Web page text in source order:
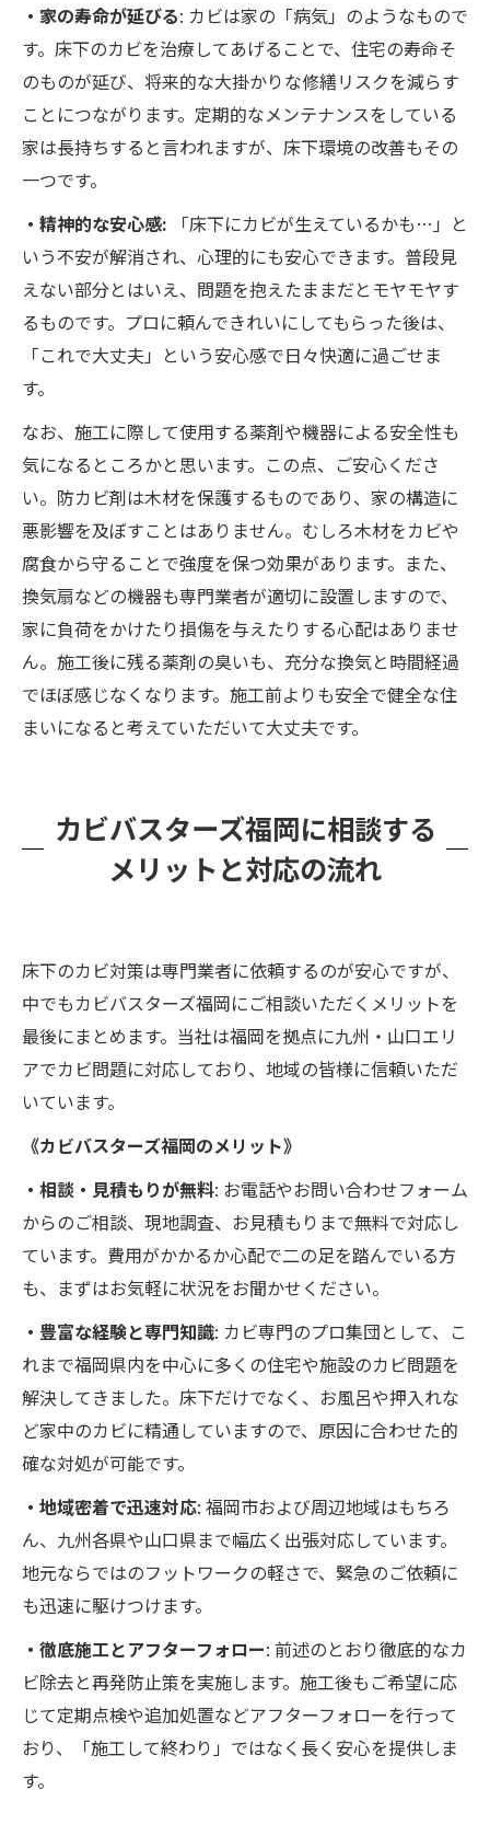
・家の寿命が延びる: カビは家の「病気」のようなもので
す。床下のカビを治療してあげることで、住宅の寿命そ
のものが延び、将来的な大掛かりな修繕リスクを減らす
ことにつながります。定期的なメンテナンスをしている
家は長持ちすると言われますが、床下環境の改善もその
一つです。
・精神的な安心感:
「床下にカビが生えているかも…」と
いう不安が解消され、心理的にも安心できます。普段見
えない部分とはいえ、問題を抱えたままだとモヤモヤす
るものです。プロに頼んできれいにしてもらった後は、
「これで大丈夫」という安心感で日々快適に過ごせま
す。
なお、施工に際して使用する薬剤や機器による安全性も
気になるところかと思います。この点、ご安心くださ
い。防カビ剤は木材を保護するものであり、家の構造に
悪影響を及ぼすことはありません。むしろ木材をカビや
腐食から守ることで強度を保つ効果があります。また、
換気扇などの機器も専門業者が適切に設置しますので、
家に負荷をかけたり損傷を与えたりする心配はありませ
ん。施工後に残る薬剤の臭いも、充分な換気と時間経過
でほぼ感じなくなります。施工前よりも安全で健全な住
まいになると考えていただいて大丈夫です。
カビバスターズ福岡に相談する
メリットと対応の流れ
床下のカビ対策は専門業者に依頼するのが安心ですが、
中でもカビバスターズ福岡にご相談いただくメリットを
最後にまとめます。当社は福岡を拠点に九州・山口エリ
アでカビ問題に対応しており、地域の皆様に信頼いただ
いています。
《カビバスターズ福岡のメリット》
・相談・見積もりが無料: お電話やお問い合わせフォーム
からのご相談、現地調査、お見積もりまで無料で対応し
ています。費用がかかるか心配で二の足を踏んでいる方
も、まずはお気軽に状況をお聞かせください。
・豊富な経験と専門知識: カビ専門のプロ集団として、こ
れまで福岡県内を中心に多くの住宅や施設のカビ問題を
解決してきました。床下だけでなく、お風呂や押入れな
ど家中のカビに精通していますので、原因に合わせた的
確な対処が可能です。
・地域密着で迅速対応: 福岡市および周辺地域はもちろ
ん、九州各県や山口県まで幅広く出張対応しています。
地元ならではのフットワークの軽さで、緊急のご依頼に
も迅速に駆けつけます。
・徹底施工とアフターフォロー: 前述のとおり徹底的なカ
ビ除去と再発防止策を実施します。施工後もご希望に応
じて定期点検や追加処置などアフターフォローを行って
おり、「施工して終わり」ではなく長く安心を提供しま
す。